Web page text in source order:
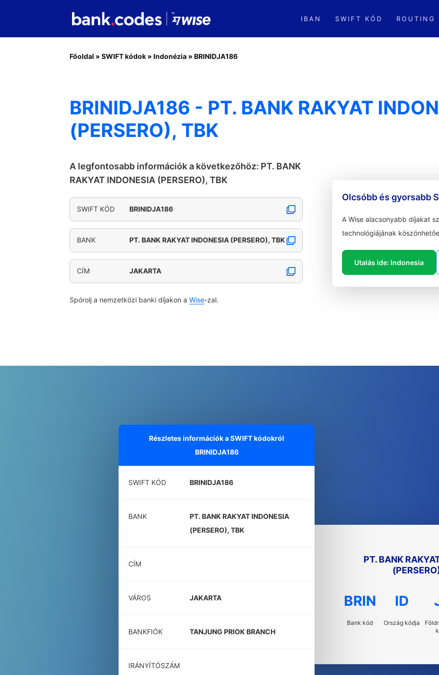
IBAN SWIFT KÓD ROUTING
Főoldal » SWIFT kódok » Indonézia » BRINIDJA186
BRINIDJA186 - PT. BANK RAKYAT
(PERSERO), TBK
A legfontosabb információk a következőhöz: PT. BANK
RAKYAT INDONESIA (PERSERO), TBK
SWIFT KÓD BRINIDJA186
BANK PT. BANK RAKYAT INDONESIA (PERSERO), TBK
CÍM JAKARTA
Spórolj a nemzetközi banki díjakon a Wise-zal.
Olcsóbb és gyorsabb
A Wise alacsonyabb díjakat
technológiájának
Utalás ide: Indonesia
Részletes információk a SWIFT kódokról
BRINIDJA186
SWIFT KÓD BRINIDJA186
BANK
PT. BANK RAKYAT INDONESIA
(PERSERO), TBK
CÍM
VÁROS JAKARTA
BANKFIÓK TANJUNG PRIOK BRANCH
IRÁNYÍTÓSZÁM
PT. BANK
BRIN
Bank kód
ID
Ország kódja